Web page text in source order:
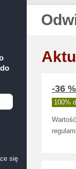
się
-36
100%